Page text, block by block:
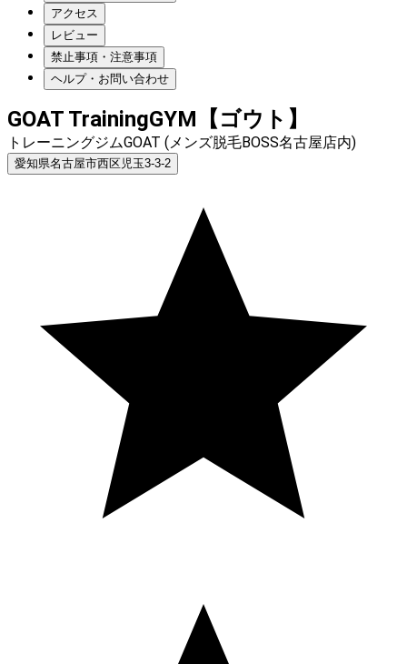
アクセス
レビュー
禁止事項・注意事項
ヘルプ・お問い合わせ
GOAT TrainingGYM【ゴウト】
トレーニングジムGOAT (メンズ脱毛BOSS名古屋店内)
愛知県名古屋市西区児玉3-3-2